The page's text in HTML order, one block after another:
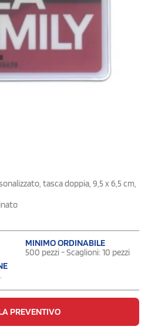
tasca doppia, 9,5 x 6,5 cm,
MINIMO ORDINABILE
500 pezzi - Scaglioni: 10 pezzi
PREVENTIVO